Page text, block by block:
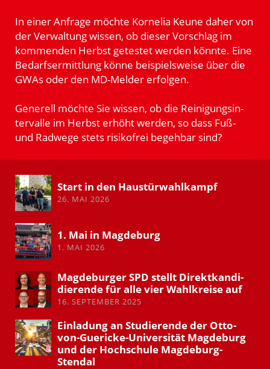
In einer Anfrage möchte Kornelia Keune daher von
der Verwaltung wissen, ob dieser Vorschlag im
kommenden Herbst getestet werden könnte. Eine
Bedarfs­er­mittlung könne beispiels­weise über die
GWAs oder den MD-Melder erfolgen.
Generell möchte Sie wissen, ob die Reini­gungs­in­
ter­valle im Herbst erhöht werden, so dass Fuß-
und Radwege stets risikofrei begehbar sind?
Start in den Haustür­wahl­kampf
26. MAI 2026
1. Mai in Magdeburg
1. MAI 2026
Magde­burger SPD stellt Direkt­kan­di­
die­rende für alle vier Wahlkreise auf
16. SEPTEMBER 2025
Einladung an Studie­rende der Otto-
von-Guericke-Univer­sität Magdeburg
und der Hochschule Magdeburg-
Stendal